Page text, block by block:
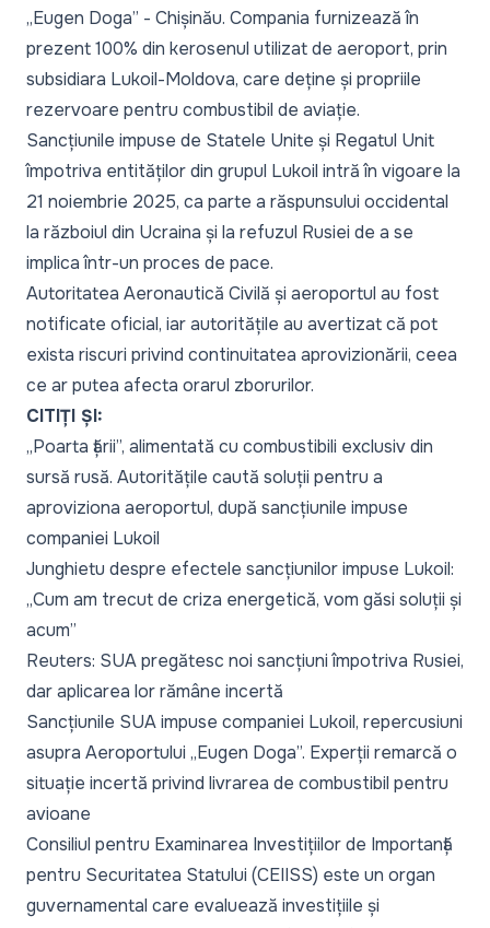
„Eugen Doga” - Chișinău. Compania furnizează în
prezent 100% din kerosenul utilizat de aeroport, prin
subsidiara Lukoil-Moldova, care deține și propriile
rezervoare pentru combustibil de aviație.
Sancțiunile impuse de Statele Unite și Regatul Unit
împotriva entităților din grupul Lukoil intră în vigoare la
21 noiembrie 2025, ca parte a răspunsului occidental
la războiul din Ucraina și la refuzul Rusiei de a se
implica într-un proces de pace.
Autoritatea Aeronautică Civilă și aeroportul au fost
notificate oficial, iar autoritățile au avertizat că pot
exista riscuri privind continuitatea aprovizionării, ceea
ce ar putea afecta orarul zborurilor.
CITIȚI ȘI:
„Poarta țării”, alimentată cu combustibili exclusiv din
sursă rusă. Autoritățile caută soluții pentru a
aproviziona aeroportul, după sancțiunile impuse
companiei Lukoil
Junghietu despre efectele sancțiunilor impuse Lukoil:
„Cum am trecut de criza energetică, vom găsi soluții și
acum”
Reuters: SUA pregătesc noi sancțiuni împotriva Rusiei,
dar aplicarea lor rămâne incertă
Sancțiunile SUA impuse companiei Lukoil, repercusiuni
asupra Aeroportului „Eugen Doga”. Experții remarcă o
situație incertă privind livrarea de combustibil pentru
avioane
Consiliul pentru Examinarea Investițiilor de Importanță
pentru Securitatea Statului (CEIISS) este un organ
guvernamental care evaluează investițiile și